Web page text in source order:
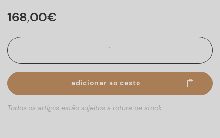
168,00€
adicionar ao cesto
Todos os artigos estão sujeitos a rotura de stock.